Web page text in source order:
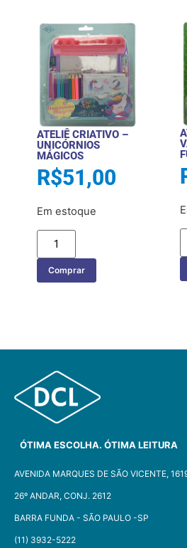
ATELIÊ CRIATIVO –
UNICÓRNIOS
MÁGICOS
R$51,00
Em estoque
Comprar
ÓTIMA ESCOLHA. ÓTIMA LEITURA
AVENIDA MARQUES DE SÃO VICENTE,
26º ANDAR, CONJ. 2612
BARRA FUNDA - SÃO PAULO -SP​
(11) 3932-5222